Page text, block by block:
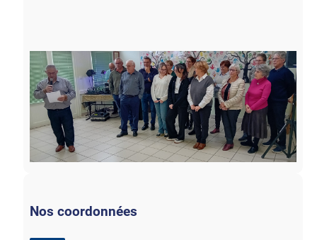
Nos coordonnées